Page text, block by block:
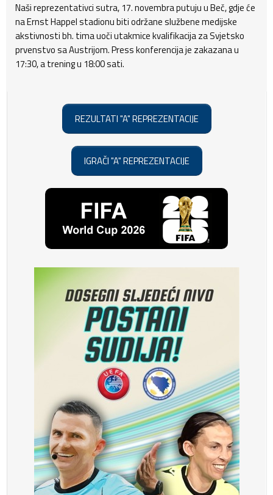
Naši reprezentativci sutra, 17. novembra putuju u Beč, gdje će
na Ernst Happel stadionu biti održane službene medijske
akstivnosti bh. tima uoči utakmice kvalifikacija za Svjetsko
prvenstvo sa Austrijom. Press konferencija je zakazana u
17:30, a trening u 18:00 sati.
REZULTATI "A" REPREZENTACIJE
IGRAČI "A" REPREZENTACIJE